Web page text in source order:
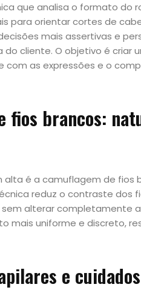
que analisa o formato do
para orientar cortes de
mais assertivas e
cliente. O objetivo é criar
com as expressões e o
fios brancos:
é a camuflagem de fios
reduz o contraste dos
alterar completamente a
mais uniforme e discreto,
e